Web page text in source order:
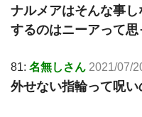
ナルメアはそんな事し
するのはニーアって
81: 名無しさん 2021/07/
外せない指輪って呪